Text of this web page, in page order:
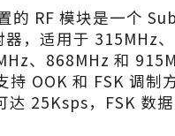
的 RF 模块是一个
，适用于 315MHz、
、868MHz 和
持 OOK 和 FSK 调制
达 25Ksps，FSK 数